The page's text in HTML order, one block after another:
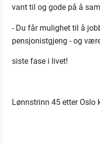
vant til og gode på å
- Du får mulighet til å
pensjonistgjeng - og
siste fase i livet!
Lønnstrinn 45 etter Oslo